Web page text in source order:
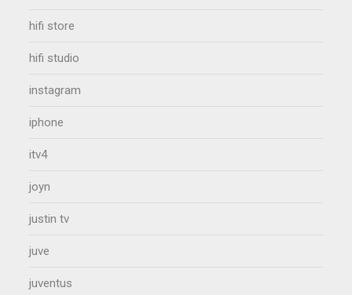
hifi store
hifi studio
instagram
iphone
itv4
joyn
justin tv
juve
juventus